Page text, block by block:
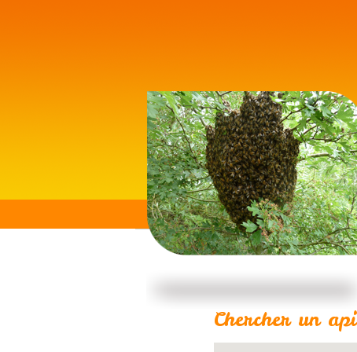
Chercher un